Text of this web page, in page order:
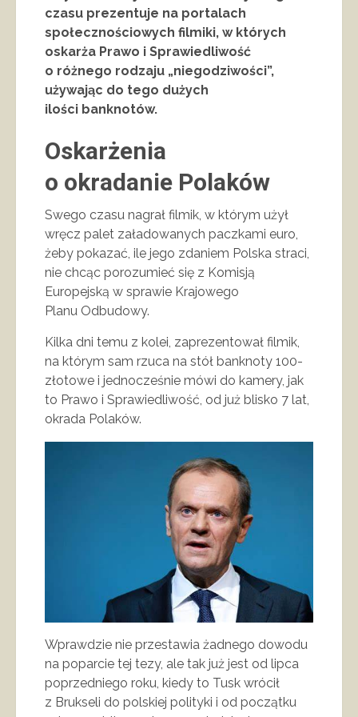
czasu prezentuje na portalach
społecznościowych filmiki, w których
oskarża Prawo i Sprawiedliwość
o różnego rodzaju „niegodziwości”,
używając do tego dużych
ilości banknotów.
Oskarżenia
o okradanie Polaków
Swego czasu nagrał filmik, w którym użył
wręcz palet załadowanych paczkami euro,
żeby pokazać, ile jego zdaniem Polska straci,
nie chcąc porozumieć się z Komisją
Europejską w sprawie Krajowego
Planu Odbudowy.
Kilka dni temu z kolei, zaprezentował filmik,
na którym sam rzuca na stół banknoty 100-
złotowe i jednocześnie mówi do kamery, jak
to Prawo i Sprawiedliwość, od już blisko 7 lat,
okrada Polaków.
Wprawdzie nie przestawia żadnego dowodu
na poparcie tej tezy, ale tak już jest od lipca
poprzedniego roku, kiedy to Tusk wrócił
z Brukseli do polskiej polityki i od początku